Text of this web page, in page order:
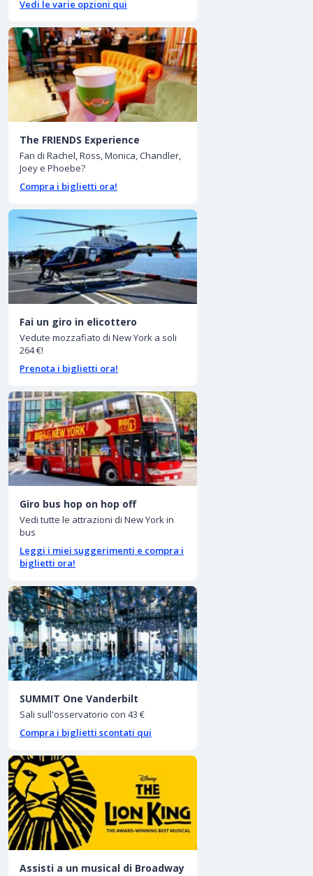
Vedi le varie opzioni qui
The FRIENDS Experience
Fan di Rachel, Ross, Monica, Chandler,
Joey e Phoebe?
Compra i biglietti ora!
Fai un giro in elicottero
Vedute mozzafiato di New York a soli
264 €!
Prenota i biglietti ora!
Giro bus hop on hop off
Vedi tutte le attrazioni di New York in
bus
Leggi i miei suggerimenti e compra i
biglietti ora!
SUMMIT One Vanderbilt
Sali sull'osservatorio con 43 €
Compra i biglietti scontati qui
Assisti a un musical di Broadway